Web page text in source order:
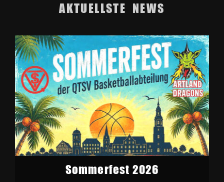
AKTUELLSTE NEWS
Sommerfest 2026